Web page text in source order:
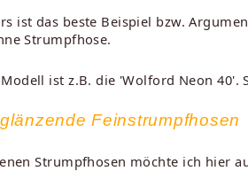
ist das beste Beispiel bzw.
Strumpfhose.
ist z.B. die 'Wolford Neon
Feinstrumpfhosen
Strumpfhosen möchte ich hier